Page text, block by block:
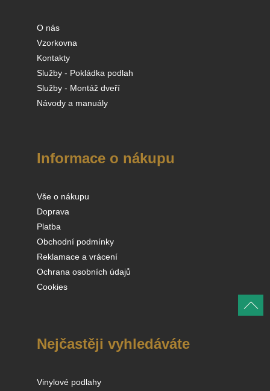
O nás
Vzorkovna
Kontakty
Služby - Pokládka podlah
Služby - Montáž dveří
Návody a manuály
Informace o nákupu
Vše o nákupu
Doprava
Platba
Obchodní podmínky
Reklamace a vrácení
Ochrana osobních údajů
Cookies
Nejčastěji vyhledáváte
Vinylové podlahy